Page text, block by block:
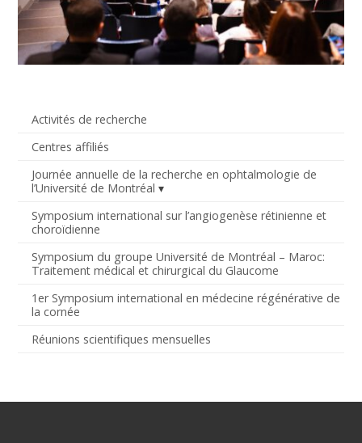
Activités de recherche
Centres affiliés
Journée annuelle de la recherche en ophtalmologie de
l’Université de Montréal
Symposium international sur l’angiogenèse rétinienne et
choroïdienne
Symposium du groupe Université de Montréal – Maroc:
Traitement médical et chirurgical du Glaucome
1er Symposium international en médecine régénérative de
la cornée
Réunions scientifiques mensuelles